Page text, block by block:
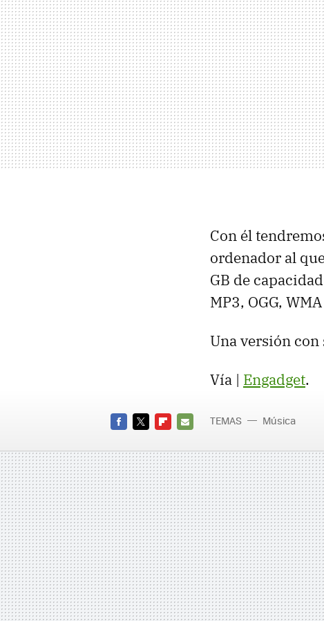
Con él
ordenador al
GB de
MP3, OGG,
Una versión
Vía | Engadget.
MAIL
TEMAS Música